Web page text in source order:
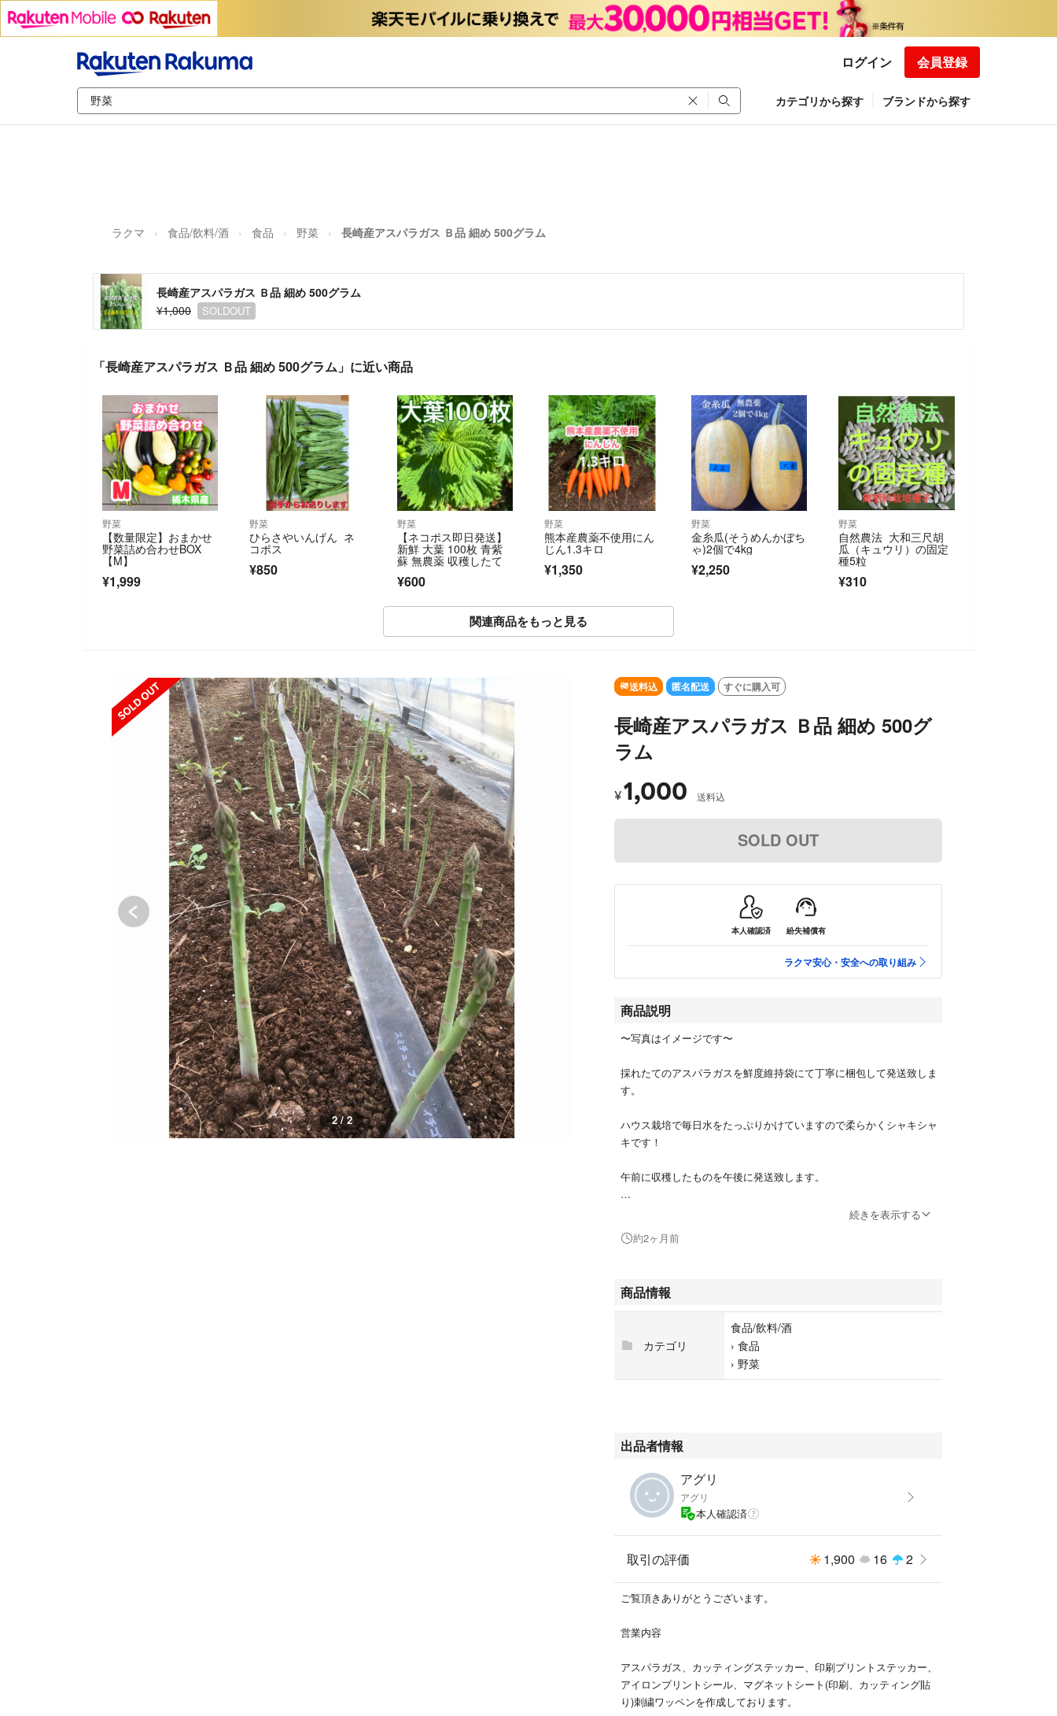
ログイン 会員登録
カテゴリから探す ブランドから探す
ラクマ 食品/飲料/酒 食品 野菜 長崎産アスパラガス Ｂ品 細め 500グラム
長崎産アスパラガス Ｂ品 細め 500グラム
¥1,000
SOLDOUT
「長崎産アスパラガス Ｂ品 細め 500グラム」に近い商品
野菜
【数量限定】おまかせ
野菜詰め合わせBOX
【M】
¥1,999
野菜
ひらさやいんげん ネ
コポス
¥850
野菜
【ネコポス即日発送】
新鮮 大葉 100枚 青紫
蘇 無農薬 収穫したて
¥600
野菜
熊本産農薬不使用にん
じん1.3キロ
¥1,350
野菜
金糸瓜(そうめんかぼち
ゃ)2個で4kg
¥2,250
野菜
自然農法 大和三尺胡
瓜（キュウリ）の固定
種5粒
¥310
関連商品をもっと見る
SOLD OUT
2 / 2
送料込 匿名配送 すぐに購入可
長崎産アスパラガス Ｂ品 細め 500グ
ラム
¥1,000 送料込
SOLD OUT
本人確認済 紛失補償有
ラクマ安心・安全への取り組み
商品説明
〜写真はイメージです〜
採れたてのアスパラガスを鮮度維持袋にて丁寧に梱包して発送致しま
す。
ハウス栽培で毎日水をたっぷりかけていますので柔らかくシャキシャ
キです！
午前に収穫したものを午後に発送致します。
保存方法、茹で方、おすすめレシピを書いたチラシを一緒に入れてお
＊クール便をご希望の方はお知らせ下さい。
＊2キロや3キロご注文ご希望の方はお知らせ下さい。
＊市場の相場により出品時価格の変更があります。
こちらの商品はポストに投函になりますので受け取り不要です。
＊基本支払い後翌日に発送致します。
＊発送日、配達日時の指定は出来ません。
続きを表示する
約2ヶ月前
商品情報
カテゴリ
食品/飲料/酒
› 食品
› 野菜
出品者情報
アグリ
アグリ
本人確認済
取引の評価 1,900 16 2
ご覧頂きありがとうございます。
営業内容
アスパラガス、カッティングステッカー、印刷プリントステッカー、
アイロンプリントシール、マグネットシート(印刷、カッティング貼
り)刺繍ワッペンを作成しております。